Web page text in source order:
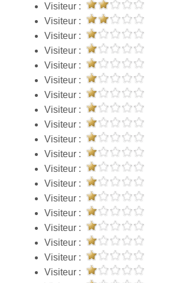
Visiteur :
Visiteur :
Visiteur :
Visiteur :
Visiteur :
Visiteur :
Visiteur :
Visiteur :
Visiteur :
Visiteur :
Visiteur :
Visiteur :
Visiteur :
Visiteur :
Visiteur :
Visiteur :
Visiteur :
Visiteur :
Visiteur :